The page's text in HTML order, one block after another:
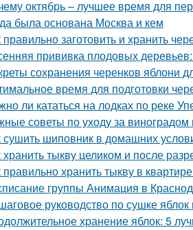
октябрь – лучшее время для
была основана Москва и кем
правильно заготовить и хранить
прививка плодовых деревьев:
сохранения черенков яблони
время для подготовки
ли кататься на лодках по реке
советы по уходу за виноградом
сушить шиповник в домашних
хранить тыкву целиком и после
правильно хранить тыкву в
группы Анимация в
руководство по сушке
хранение яблок: 5